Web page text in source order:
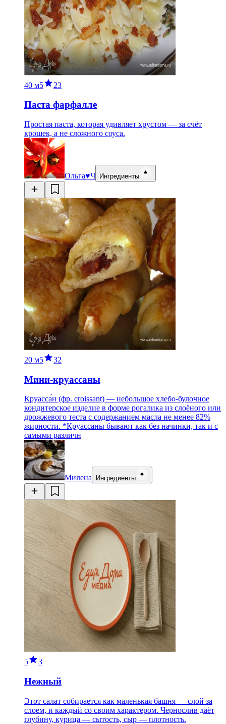
40 м5 23
Паста фарфалле
Простая паста, которая удивляет хрустом — за счёт
крошек, а не сложного соуса.
Ольга♥Ч Ингредиенты
20 м5 32
Мини-круассаны
Круасса́н (фр. croissant) — небольшое хлебо-булочное
кондитерское изделие в форме рогалика из слоёного или
дрожжевого теста с содержанием масла не менее 82%
жирности. *Круассаны бывают как без начинки, так и с
самыми различн
Милена Ингредиенты
5 3
Нежный
Этот салат собирается как маленькая башня — слой за
слоем, и каждый со своим характером. Чернослив даёт
глубину, курица — сытость, сыр — плотность.